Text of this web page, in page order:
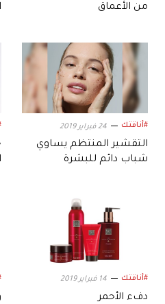
من الأعماق
#أناقتك 24 فبراير 2019
التقشير المنتظم يساوي
شباب دائم للبشرة
#أناقتك 14 فبراير 2019
دفء الأحمر